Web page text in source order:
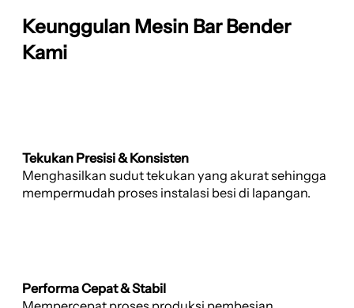
Keunggulan Mesin Bar Bender
Kami
Tekukan Presisi & Konsisten
Menghasilkan sudut tekukan yang akurat sehingga
mempermudah proses instalasi besi di lapangan.
Performa Cepat & Stabil